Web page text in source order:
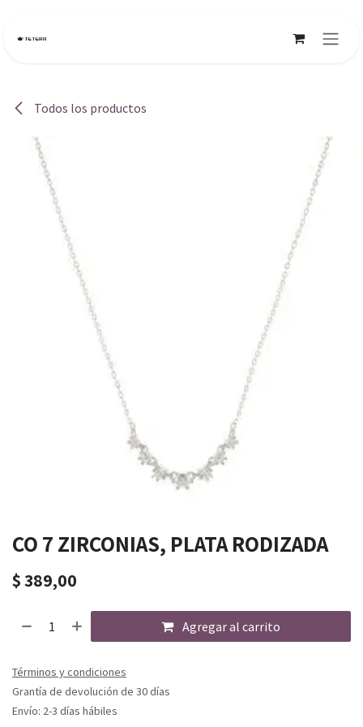
Todos los productos
CO 7 ZIRCONIAS, PLATA RODIZADA
$389,00
Agregar al carrito
Términos y condiciones
Grantía de devolución de 30 días
Envío: 2-3 días hábiles